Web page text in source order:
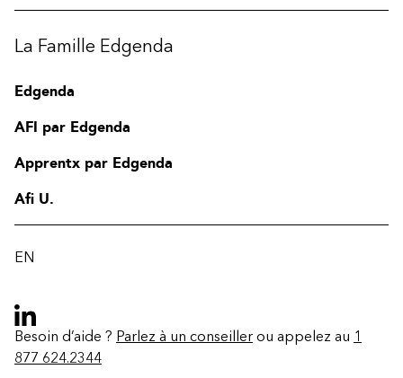
La Famille Edgenda
Edgenda
AFI par Edgenda
Apprentx par Edgenda
Afi U.
EN
Besoin d’aide ? Parlez à un conseiller ou appelez au 1
877 624.2344